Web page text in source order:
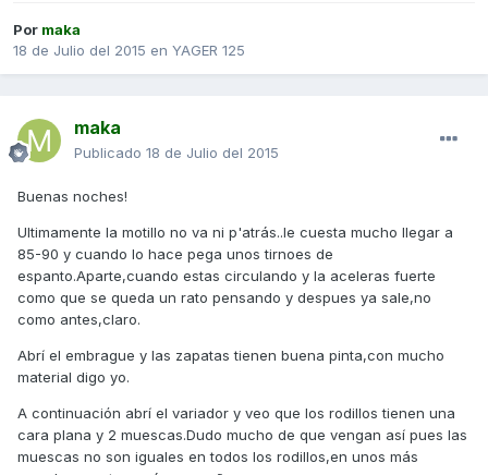
Por maka
18 de Julio del 2015 en YAGER 125
maka
Publicado 18 de Julio del 2015
Buenas noches!
Ultimamente la motillo no va ni p'atrás..le cuesta mucho llegar a
85-90 y cuando lo hace pega unos tirnoes de
espanto.Aparte,cuando estas circulando y la aceleras fuerte
como que se queda un rato pensando y despues ya sale,no
como antes,claro.
Abrí el embrague y las zapatas tienen buena pinta,con mucho
material digo yo.
A continuación abrí el variador y veo que los rodillos tienen una
cara plana y 2 muescas.Dudo mucho de que vengan así pues las
muescas no son iguales en todos los rodillos,en unos más